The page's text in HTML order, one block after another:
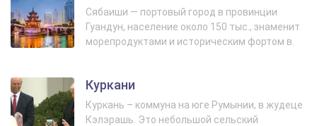
Сябаиши — портовый город в провинции
Гуандун, население около 150 тыс., знаменит
морепродуктами и историческим фортом в.
Куркани
Куркань – коммуна на юге Румынии, в жудеце
Кэлэрашь. Это небольшой сельский